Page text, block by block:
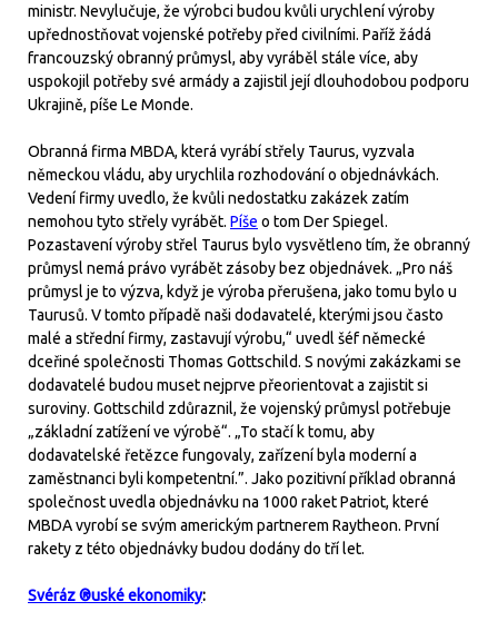
ministr. Nevylučuje, že výrobci budou kvůli urychlení výroby
upřednostňovat vojenské potřeby před civilními. Paříž žádá
francouzský obranný průmysl, aby vyráběl stále více, aby
uspokojil potřeby své armády a zajistil její dlouhodobou podporu
Ukrajině, píše Le Monde.
Obranná firma MBDA, která vyrábí střely Taurus, vyzvala
německou vládu, aby urychlila rozhodování o objednávkách.
Vedení firmy uvedlo, že kvůli nedostatku zakázek zatím
nemohou tyto střely vyrábět. Píše o tom Der Spiegel.
Pozastavení výroby střel Taurus bylo vysvětleno tím, že obranný
průmysl nemá právo vyrábět zásoby bez objednávek. „Pro náš
průmysl je to výzva, když je výroba přerušena, jako tomu bylo u
Taurusů. V tomto případě naši dodavatelé, kterými jsou často
malé a střední firmy, zastavují výrobu,“ uvedl šéf německé
dceřiné společnosti Thomas Gottschild. S novými zakázkami se
dodavatelé budou muset nejprve přeorientovat a zajistit si
suroviny. Gottschild zdůraznil, že vojenský průmysl potřebuje
„základní zatížení ve výrobě“. „To stačí k tomu, aby
dodavatelské řetězce fungovaly, zařízení byla moderní a
zaměstnanci byli kompetentní.”. Jako pozitivní příklad obranná
společnost uvedla objednávku na 1000 raket Patriot, které
MBDA vyrobí se svým americkým partnerem Raytheon. První
rakety z této objednávky budou dodány do tří let.
Svéráz ®uské ekonomiky: